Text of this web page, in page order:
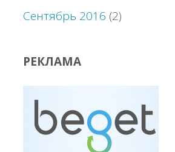
Сентябрь 2016 (2)
РЕКЛАМА